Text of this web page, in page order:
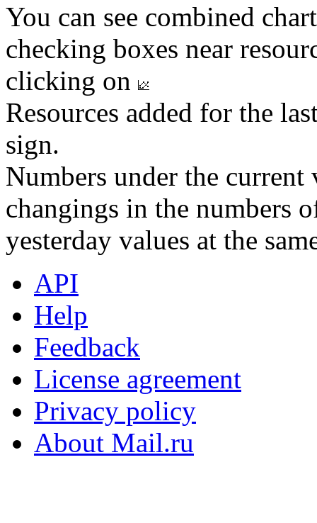
You can see combined
checking boxes near
clicking on
Resources added for the
sign.
Numbers under the
changings in the numbers
yesterday values at the
API
Help
Feedback
License agreement
Privacy policy
About Mail.ru